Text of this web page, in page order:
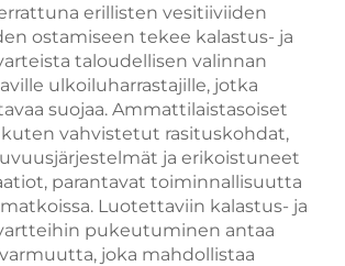
erillisten vesitiiviiden
ostamiseen tekee kalastus- ja
taloudellisen valinnan
ulkoiluharrastajille, jotka
suojaa. Ammattilaistasoiset
vahvistetut rasituskohdat,
ja erikoistuneet
parantavat toiminnallisuutta
Luotettaviin kalastus- ja
pukeutuminen antaa
joka mahdollistaa